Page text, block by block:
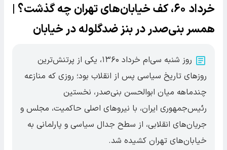
خرداد ۶۰، کف خیابان‌های تهران چه گذشت؟ |
همسر بنی‌صدر در بنز ضدگلوله در خیابان
روز شنبه سی‌ام خرداد ۱۳۶۰، یکی از پرتنش‌ترین
روزهای تاریخ سیاسی پس از انقلاب بود؛ روزی که منازعه
چندماهه میان ابوالحسن بنی‌صدر، نخستین
رئیس‌جمهوری ایران، با نیروهای اصلی حاکمیت، مجلس و
جریان‌های انقلابی، از سطح جدال سیاسی و پارلمانی به
خیابان‌های تهران کشیده شد.